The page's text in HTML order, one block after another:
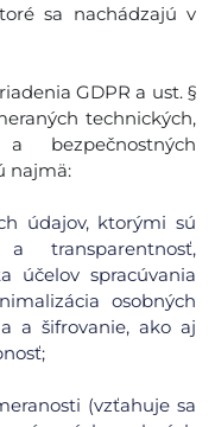
sa nachádzajú v
GDPR a ust. §
technických,
a bezpečnostných
najmä:
údajov, ktorými sú
a transparentnosť,
účelov spracúvania
osobných
a šifrovanie, ako aj
(vzťahuje sa